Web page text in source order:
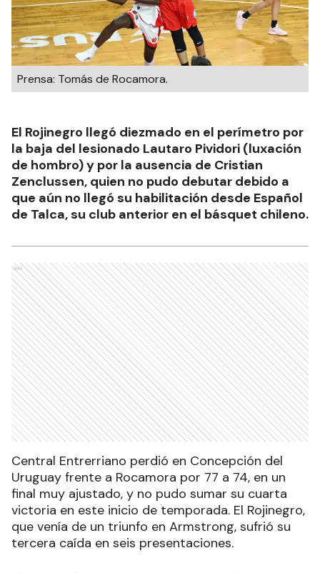
Prensa: Tomás de Rocamora.
El Rojinegro llegó diezmado en el perímetro por
la baja del lesionado Lautaro Pividori (luxación
de hombro) y por la ausencia de Cristian
Zenclussen, quien no pudo debutar debido a
que aún no llegó su habilitación desde Español
de Talca, su club anterior en el básquet chileno.
Ads
Central Entrerriano perdió en Concepción del
Uruguay frente a Rocamora por 77 a 74, en un
final muy ajustado, y no pudo sumar su cuarta
victoria en este inicio de temporada. El Rojinegro,
que venía de un triunfo en Armstrong, sufrió su
tercera caída en seis presentaciones.